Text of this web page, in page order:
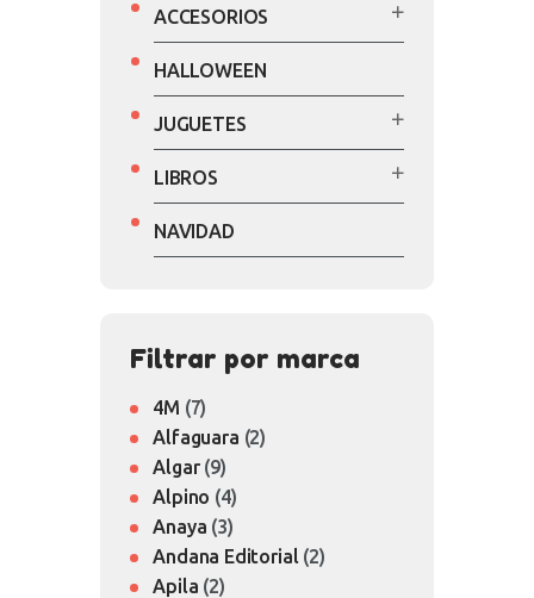
ACCESORIOS
HALLOWEEN
JUGUETES
LIBROS
NAVIDAD
Filtrar por marca
4M (7)
Alfaguara (2)
Algar (9)
Alpino (4)
Anaya (3)
Andana Editorial (2)
Apila (2)